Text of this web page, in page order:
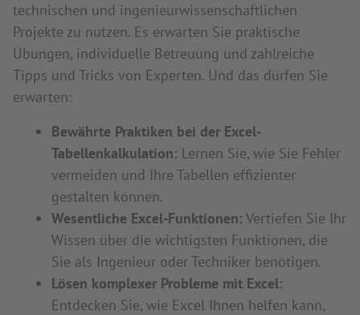
technischen und ingenieurwissenschaftlichen
Projekte zu nutzen. Es erwarten Sie praktische
Übungen, individuelle Betreuung und zahlreiche
Tipps und Tricks von Experten. Und das dürfen Sie
erwarten:
Bewährte Praktiken bei der Excel-
Tabellenkalkulation: Lernen Sie, wie Sie Fehler
vermeiden und Ihre Tabellen effizienter
gestalten können.
Wesentliche Excel-Funktionen: Vertiefen Sie Ihr
Wissen über die wichtigsten Funktionen, die
Sie als Ingenieur oder Techniker benötigen.
Lösen komplexer Probleme mit Excel:
Entdecken Sie, wie Excel Ihnen helfen kann,